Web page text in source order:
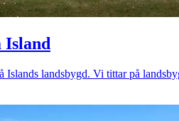
Island
Islands landsbygd. Vi tittar på